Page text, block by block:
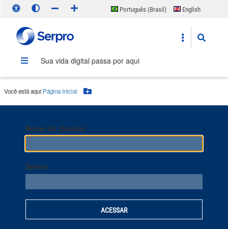
Português (Brasil)
English
Sua vida digital passa por aqui
Você está aqui:Página Inicial Botão Menu
Nome do Usuário
Senha